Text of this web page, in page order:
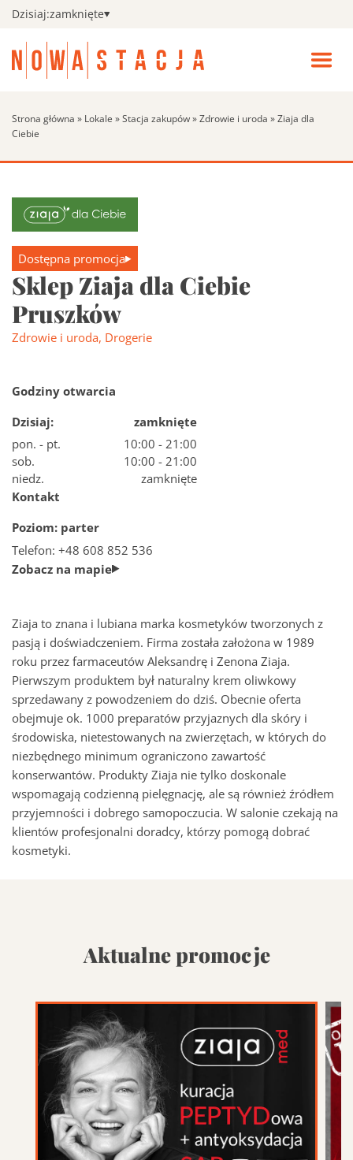
Dzisiaj:zamknięte
Wszystkie sklepy
Kino
Fitness
Promocje
Aktualności i wydarzenia
Udogodnienia
Godziny otwarcia
Jak dojadę do Nowej Stacji
Parking w Nowej Stacji Pruszków
Plan centrum
Sala konferencyjna
Strona główna » Lokale »Stacja zakupów»Zdrowie i uroda »Ziaja dla
Ciebie
Dostępna promocja
Sklep Ziaja dla Ciebie
Pruszków
Zdrowie i uroda, Drogerie
Godziny otwarcia
Dzisiaj:
zamknięte
pon. - pt.
10:00 - 21:00
sob.
10:00 - 21:00
niedz.
zamknięte
Kontakt
Poziom: parter
Telefon: +48 608 852 536
Zobacz na mapie
Ziaja to znana i lubiana marka kosmetyków tworzonych z
pasją i doświadczeniem. Firma została założona w 1989
roku przez farmaceutów Aleksandrę i Zenona Ziaja.
Pierwszym produktem był naturalny krem oliwkowy
sprzedawany z powodzeniem do dziś. Obecnie oferta
obejmuje ok. 1000 preparatów przyjaznych dla skóry i
środowiska, nietestowanych na zwierzętach, w których do
niezbędnego minimum ograniczono zawartość
konserwantów. Produkty Ziaja nie tylko doskonale
wspomagają codzienną pielęgnację, ale są również źródłem
przyjemności i dobrego samopoczucia. W salonie czekają na
klientów profesjonalni doradcy, którzy pomogą dobrać
kosmetyki.
Aktualne promocje